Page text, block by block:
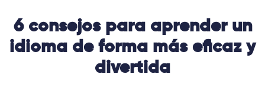
6 consejos para aprender un
idioma de forma más eficaz y
divertida